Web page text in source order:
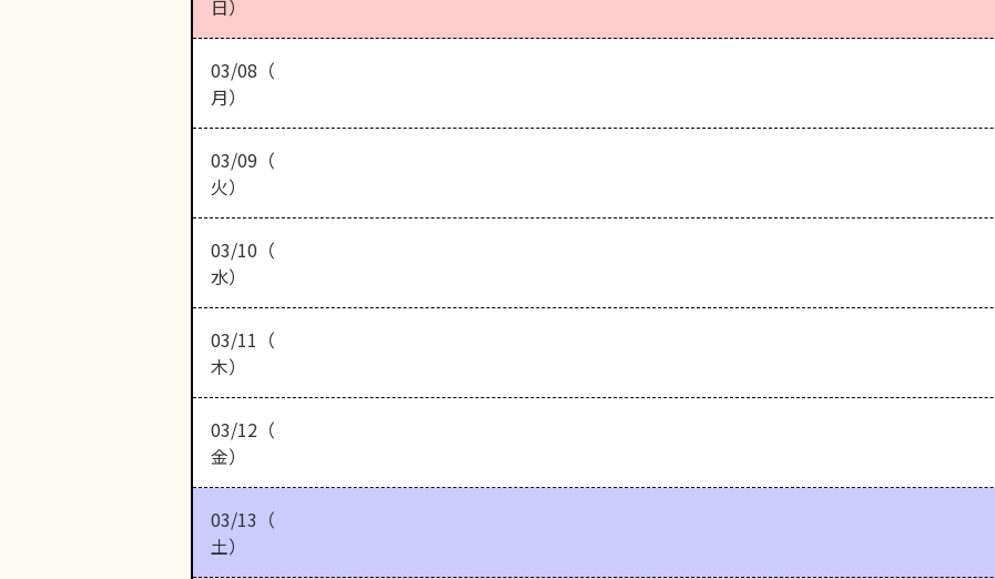
日）
03/08（
月）
03/09（
火）
03/10（
水）
03/11（
木）
03/12（
金）
03/13（
土）